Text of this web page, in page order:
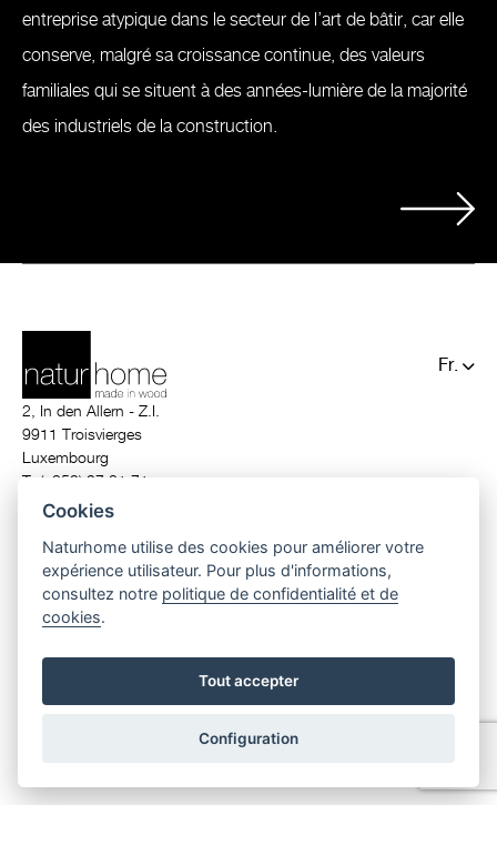
entreprise atypique dans le secteur de l’art de bâtir, car elle
conserve, malgré sa croissance continue, des valeurs
familiales qui se situent à des années-lumière de la majorité
des industriels de la construction.
Fr.
2, In den Allern - Z.I.
9911 Troisvierges
Luxembourg
T. (+352) 97 81 71
info@naturhome.lu
construction luxembourg|constructeur luxembourg|maison moderne
maison ecologique|construction en bois
Cookies
Naturhome utilise des cookies pour améliorer votre
expérience utilisateur. Pour plus d'informations,
consultez notre politique de confidentialité et de
cookies.
Tout accepter
Configuration